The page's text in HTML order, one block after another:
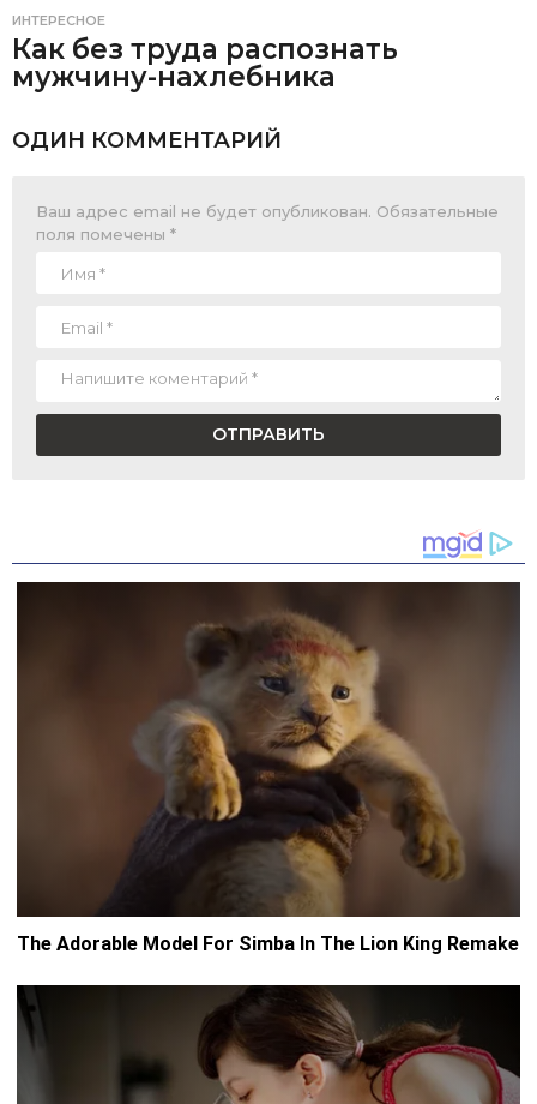
ИНТЕРЕСНОЕ
Как без труда распознать
мужчину-нахлебника
ОДИН КОММЕНТАРИЙ
Ваш адрес email не будет опубликован. Обязательные
поля помечены *